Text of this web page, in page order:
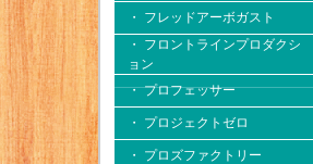
・ フレッドアーボガスト
・ フロントラインプロダクシ
ョン
・ プロフェッサー
・ プロジェクトゼロ
・ プロズファクトリー